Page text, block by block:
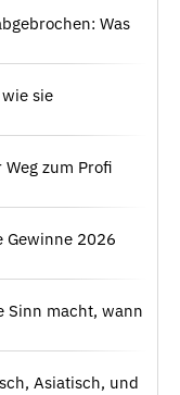
Was
sie
zum Profi
Gewinne 2026
Sinn macht, wann
Asiatisch, und